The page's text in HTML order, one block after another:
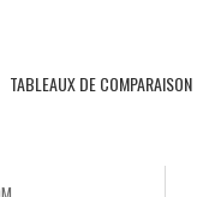
TABLEAUX DE COMPARAISON